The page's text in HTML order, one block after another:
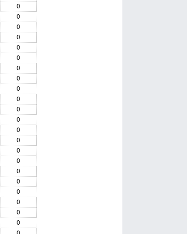
0
0
0
0
0
0
0
0
0
0
0
0
0
0
0
0
0
0
0
0
0
0